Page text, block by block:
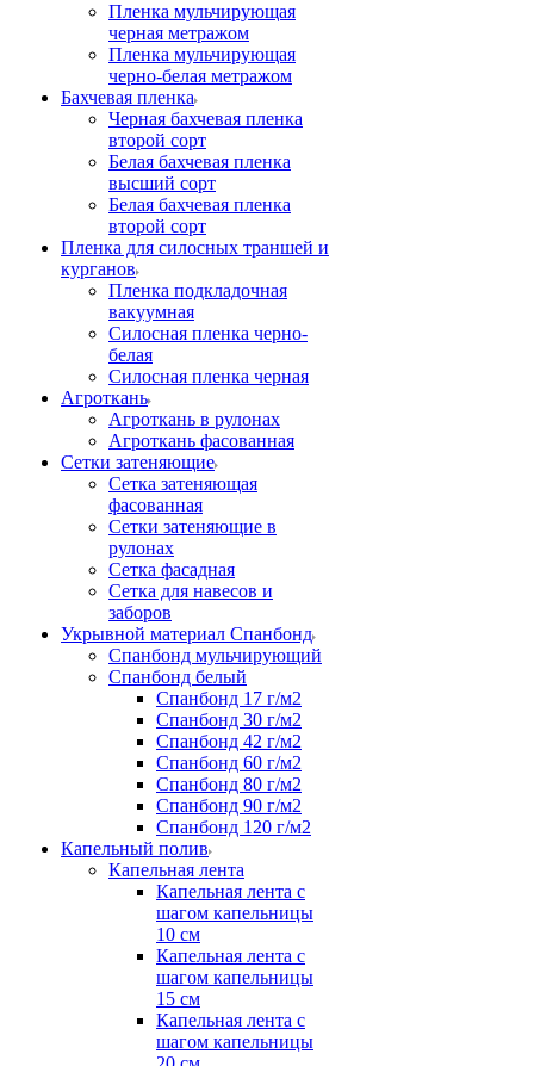
Пленка мульчирующая
черная метражом
Пленка мульчирующая
черно-белая метражом
Бахчевая пленка
Черная бахчевая пленка
второй сорт
Белая бахчевая пленка
высший сорт
Белая бахчевая пленка
второй сорт
Пленка для силосных траншей и
курганов
Пленка подкладочная
вакуумная
Силосная пленка черно-
белая
Силосная пленка черная
Агроткань
Агроткань в рулонах
Агроткань фасованная
Сетки затеняющие
Сетка затеняющая
фасованная
Сетки затеняющие в
рулонах
Сетка фасадная
Сетка для навесов и
заборов
Укрывной материал Спанбонд
Спанбонд мульчирующий
Спанбонд белый
Спанбонд 17 г/м2
Спанбонд 30 г/м2
Спанбонд 42 г/м2
Спанбонд 60 г/м2
Спанбонд 80 г/м2
Спанбонд 90 г/м2
Спанбонд 120 г/м2
Капельный полив
Капельная лента
Капельная лента с
шагом капельницы
10 см
Капельная лента с
шагом капельницы
15 см
Капельная лента с
шагом капельницы